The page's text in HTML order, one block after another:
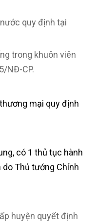
quy định tại
trong khuôn viên
NĐ-CP.
mại quy định
có 1 thủ tục hành
Thủ tướng Chính
huyện quyết định